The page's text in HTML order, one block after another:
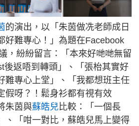
的演出，以「朱茵做冼老師成日
好難專心！」為題在Facebook
，紛紛留言：「本來好哋哋無留
後返唔到轉頭」、「張枱其實好
難專心上堂」、「我都想班主任
假呀？！鬆身衫都有視有效
朱茵與蘇皓兒比較：「一個長
、「咁一對比，蘇皓兒馬上變得